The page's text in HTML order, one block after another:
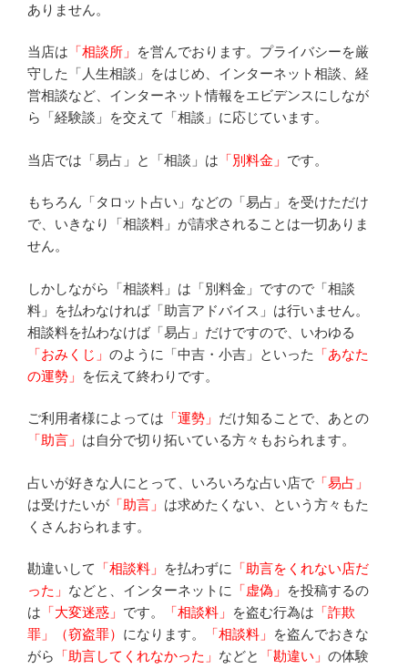
ありません。
当店は 「相談所」
を営んでおります。プライバシーを厳
守した「人生相談」をはじめ、インターネット相談、経
営相談など、インターネット情報をエビデンスにしなが
ら「経験談」を交えて「相談」に応じています。
当店では「易占」と「相談」は 「別料金」 です。
もちろん「タロット占い」などの「易占」を受けただけ
で、いきなり「相談料」が請求されることは一切ありま
せん。
しかしながら「相談料」は「別料金」ですので「相談
料」を払わなければ「助言アドバイス」は行いません。
相談料を払わなけば「易占」だけですので、いわゆる
「おみくじ」 のように「中吉・小吉」といった
「あなた
の運勢」
を伝えて終わりです。
ご利用者様によっては 「運勢」 だけ知ることで、あとの
「助言」 は自分で切り拓いている方々もおられます。
占いが好きな人にとって、いろいろな占い店で 「易占」
は受けたいが 「助言」 は求めたくない、という方々もた
くさんおられます。
勘違いして 「相談料」 を払わずに
「助言をくれない店だ
った」 などと、インターネットに 「虚偽」
を投稿するの
は 「大変迷惑」 です。 「相談料」 を盗む行為は 「詐欺
罪」（窃盗罪） になります。 「相談料」
を盗んでおきな
がら
「助言してくれなかった」 などと 「勘違い」 の体験